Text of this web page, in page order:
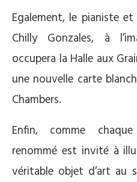
Egalement, le pianiste
Chilly Gonzales, à
occupera la Halle aux
une nouvelle carte
Chambers.
Enfin, comme
renommé est invité à
véritable objet d’art au